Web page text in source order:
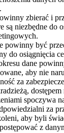
zbierać i
są niezbędne do
powinny być
do osiągnięcia
dane
aby nie
za
spoczywa
za
aby byli
z